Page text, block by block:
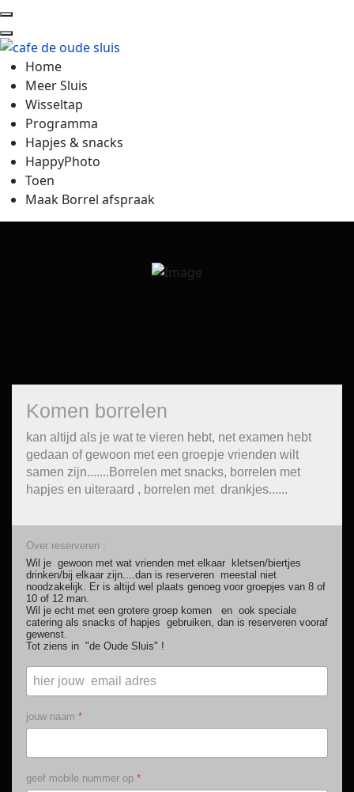
Home
Meer Sluis
Wisseltap
Programma
Hapjes & snacks
HappyPhoto
Toen
Maak Borrel afspraak
Komen borrelen
kan altijd als je wat te vieren hebt, net examen hebt
gedaan of gewoon met een groepje vrienden wilt
samen zijn.......Borrelen met snacks, borrelen met
hapjes en uiteraard , borrelen met drankjes......
Over reserveren :
Wil je gewoon met wat vrienden met elkaar kletsen/biertjes
drinken/bij elkaar zijn....dan is reserveren meestal niet
noodzakelijk. Er is altijd wel plaats genoeg voor groepjes van 8 of
10 of 12 man.
Wil je echt met een grotere groep komen en ook speciale
catering als snacks of hapjes gebruiken, dan is reserveren vooraf
gewenst.
Tot ziens in "de Oude Sluis" !
jouw naam *
geef mobile nummer op *